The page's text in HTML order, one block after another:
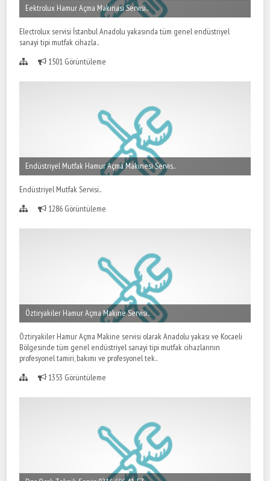
Eektrolux Hamur Açma Makinası Servisi..
Electrolux servisi İstanbul Anadolu yakasında tüm genel endüstriyel
sanayi tipi mutfak cihazla..
1501 Görüntüleme
Endüstriyel Mutfak Hamur Açma Makinesi Servis..
Endüstriyel Mutfak Servisi..
1286 Görüntüleme
Öztiryakiler Hamur Açma Makine Servisi..
Öztiryakiler Hamur Açma Makine servisi olarak Anadolu yakası ve Kocaeli
Bölgesinde tüm genel endüstriyel sanayi tipi mutfak cihazlarının
profesyonel tamiri, bakımı ve profesyonel tek..
1353 Görüntüleme